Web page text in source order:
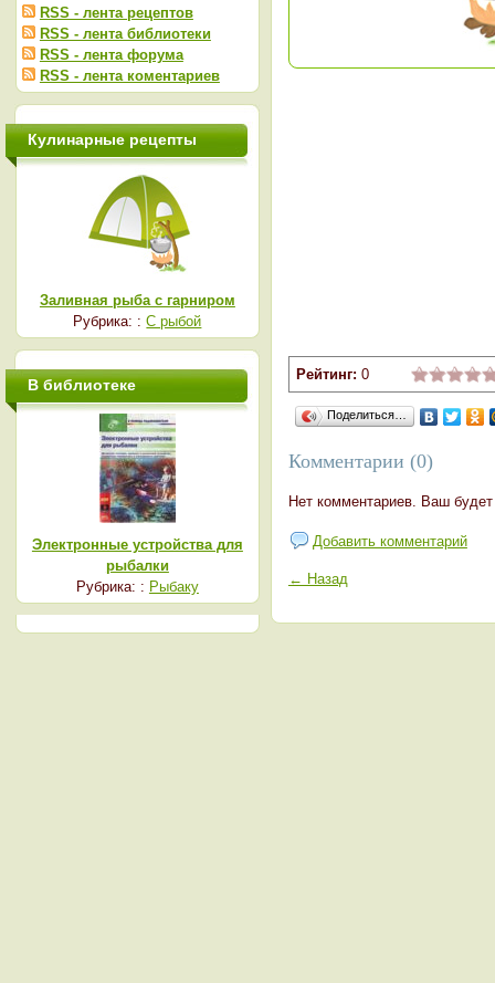
Рейтинг: 0
Поделиться…
Комментарии (0)
Нет комментариев. Ваш
Добавить комментарий
← Назад
RSS - лента рецептов
RSS - лента библиотеки
RSS - лента форума
RSS - лента коментариев
Кулинарные рецепты
Заливная рыба с гарниром
Рубрика: :С рыбой
В библиотеке
Электронные устройства для
рыбалки
Рубрика: : Рыбаку